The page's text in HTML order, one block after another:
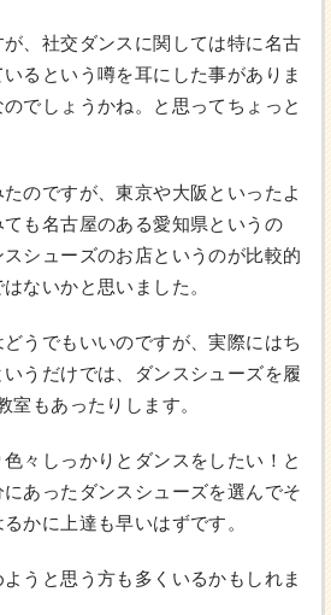
、社交ダンスに関しては特に名古
るという噂を耳にした事がありま
でしょうかね。と思ってちょっと
のですが、東京や大阪といったよ
も名古屋のある愛知県というの
シューズのお店というのが比較的
ないかと思いました。
うでもいいのですが、実際にはち
うだけでは、ダンスシューズを履
室もあったりします。
々しっかりとダンスをしたい！と
あったダンスシューズを選んでそ
かに上達も早いはずです。
うと思う方も多くいるかもしれま